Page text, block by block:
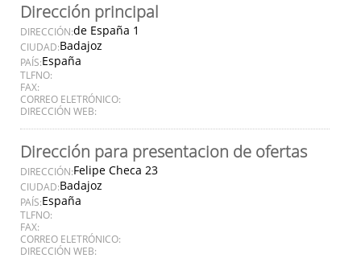
Dirección principal
DIRECCIÓN:de España 1
CIUDAD:Badajoz
PAÍS:España
TLFNO:
FAX:
CORREO ELETRÓNICO:
DIRECCIÓN WEB:
Dirección para presentacion de ofertas
DIRECCIÓN:Felipe Checa 23
CIUDAD:Badajoz
PAÍS:España
TLFNO:
FAX:
CORREO ELETRÓNICO:
DIRECCIÓN WEB: